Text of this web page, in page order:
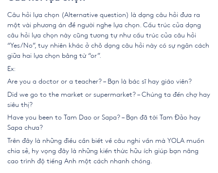
Câu hỏi lựa chọn (Alternative question) là dạng câu hỏi đưa ra
một vài phương án để người nghe lựa chọn. Cấu trúc của dạng
câu hỏi lựa chọn này cũng tương tự như cấu trúc của câu hỏi
“Yes/No”, tuy nhiên khác ở chỗ dạng câu hỏi này có sự ngăn cách
giữa hai lựa chọn bằng từ “or”.
Ex:
Are you a doctor or a teacher? – Bạn là bác sĩ hay giáo viên?
Did we go to the market or supermarket? – Chúng ta đến chợ hay
siêu thị?
Have you been to Tam Dao or Sapa? – Bạn đã tới Tam Đảo hay
Sapa chưa?
Trên đây là những điều cần biết về câu nghi vấn mà YOLA muốn
chia sẻ, hy vọng đây là những kiến thức hữu ích giúp bạn nâng
cao trình độ tiếng Anh một cách nhanh chóng.